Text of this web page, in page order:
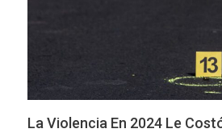
La Violencia En 2024 Le